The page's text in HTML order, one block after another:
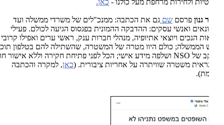
פרסםשם גם את הכתבה: ממנכ"לים של משרדי ממשלה ועד
ואנשי עסקים: ההדבקה ההמונית בפגסוס הגיעה לכולם. פעילי
הנכים ויוצאי אתיופיה, מנהלי חברות ענק, ראשי ערים ואפילו קרובי
הממשלה; כולם היוו מטרה של המשטרה, שהשתילה להם בטלפון תוכנת
שלNSOושלפה מידע אישי; הכל לפני פתיחת חקירה וללא אישור חוקי;
משטרה שוויתרה על אחריות ציבורית. (כאן , למקרה והכתבה